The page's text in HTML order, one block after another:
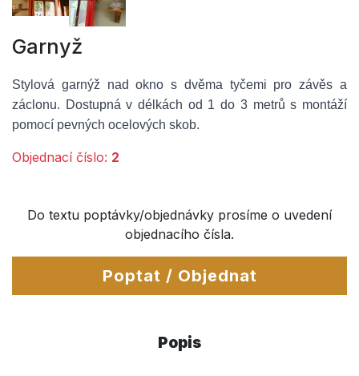
Garnyž
Stylová garnýž nad okno s dvěma tyčemi pro závěs a
záclonu. Dostupná v délkách od 1 do 3 metrů s montáží
pomocí pevných ocelových skob.
Objednací číslo: 2
Do textu poptávky/objednávky prosíme o uvedení
objednacího čísla.
Poptat / Objednat
Popis